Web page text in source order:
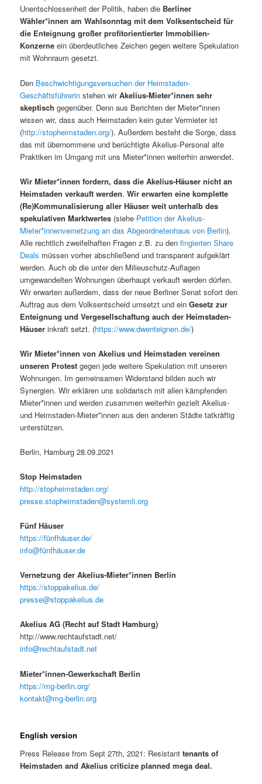
Unentschlossenheit der Politik, haben die Berliner
Wähler*innen am Wahlsonntag mit dem Volksentscheid für
die Enteignung großer profitorientierter Immobilien-
Konzerne ein überdeutliches Zeichen gegen weitere Spekulation
mit Wohnraum gesetzt.
Den Beschwichtigungsversuchen der Heimstaden-
Geschäftsführerin stehen wirAkelius-Mieter*innen sehr
skeptisch gegenüber. Denn aus Berichten der Mieter*innen
wissen wir, dass auch Heimstaden kein guter Vermieter ist
(http://stopheimstaden.org/). Außerdem besteht die Sorge, dass
das mit übernommene und berüchtigte Akelius-Personal alte
Praktiken im Umgang mit uns Mieter*innen weiterhin anwendet.
Wir Mieter*innen fordern, dass die Akelius-Häuser nicht an
Heimstaden verkauft werden.Wir erwarten eine komplette
(Re)Kommunalisierung aller Häuser weit unterhalb des
spekulativen Marktwertes (siehe Petition der Akelius-
Mieter*innenvernetzung an das Abgeordnetenhaus von Berlin).
Alle rechtlich zweifelhaften Fragen z.B. zu denfingierten Share
Deals müssen vorher abschließend und transparent aufgeklärt
werden. Auch ob die unter den Milieuschutz-Auflagen
umgewandelten Wohnungen überhaupt verkauft werden dürfen.
Wir erwarten außerdem, dass der neue Berliner Senat sofort den
Auftrag aus dem Volksentscheid umsetzt und einGesetz zur
Enteignung und Vergesellschaftung auch der Heimstaden-
Häuser inkraft setzt. (https://www.dwenteignen.de/)
Wir Mieter*innen von Akelius und Heimstaden vereinen
unseren Protest gegen jede weitere Spekulation mit unseren
Wohnungen. Im gemeinsamen Widerstand bilden auch wir
Synergien. Wir erklären uns solidarisch mit allen kämpfenden
Mieter*innen und werden zusammen weiterhin gezielt Akelius-
und Heimstaden-Mieter*innen aus den anderen Städte tatkräftig
unterstützen.
Berlin, Hamburg 28.09.2021
Stop Heimstaden
http://stopheimstaden.org/
presse.stopheimstaden@systemli.org
Fünf Häuser
https://fünfhäuser.de/
info@fünfhäuser.de
Vernetzung der Akelius-Mieter*innen Berlin
https://stoppakelius.de/
presse@stoppakelius.de
Akelius AG (Recht auf Stadt Hamburg)
http://www.rechtaufstadt.net/
info@rechtaufstadt.net
Mieter*innen-Gewerkschaft Berlin
https://mg-berlin.org/
kontakt@mg-berlin.org
English version
Press Release from Sept 27th, 2021: Resistanttenants of
Heimstaden and Akelius criticize planned mega deal.